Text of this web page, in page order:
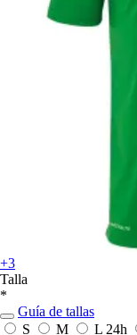
+3
Talla
*
Guía de tallas
S
M L 24h